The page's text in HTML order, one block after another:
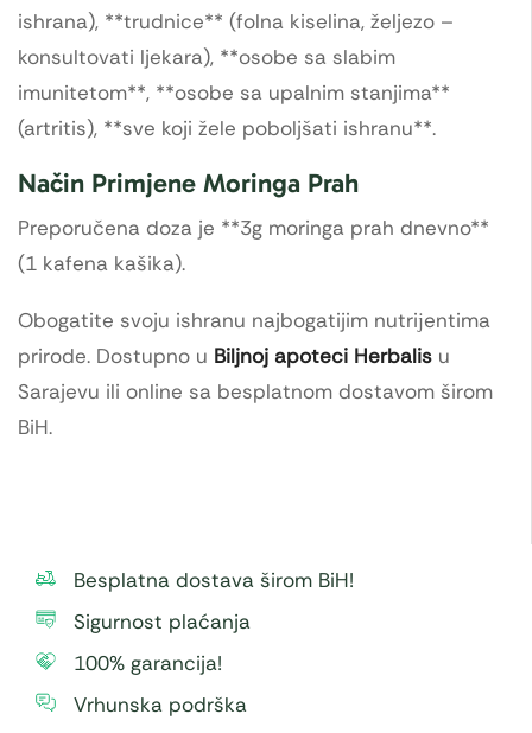
ishrana), **trudnice** (folna kiselina, željezo –
konsultovati ljekara), **osobe sa slabim
imunitetom**, **osobe sa upalnim stanjima**
(artritis), **sve koji žele poboljšati ishranu**.
Način Primjene Moringa Prah
Preporučena doza je **3g moringa prah dnevno**
(1 kafena kašika).
Obogatite svoju ishranu najbogatijim nutriјentima
prirode. Dostupno u Biljnoj apoteci Herbalis u
Sarajevu ili online sa besplatnom dostavom širom
BiH.
Besplatna dostava širom BiH!
Sigurnost plaćanja
100% garancija!
Vrhunska podrška